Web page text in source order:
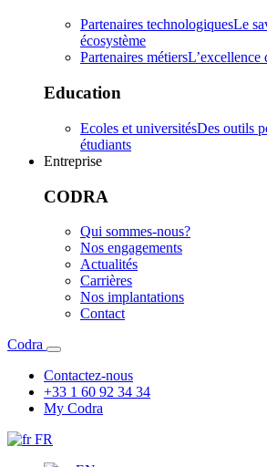
Partenaires technologiquesLe
écosystème
Partenaires métiersL’excellence
Education
Ecoles et universitésDes outils
étudiants
Entreprise
CODRA
Qui sommes-nous?
Nos engagements
Actualités
Carrières
Nos implantations
Contact
Codra
Contactez-nous
+33 1 60 92 34 34
My Codra
FR